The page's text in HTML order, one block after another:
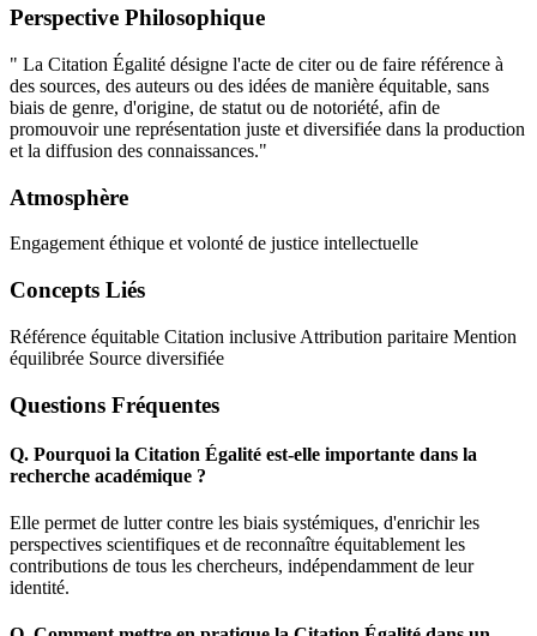
Perspective Philosophique
" La Citation Égalité désigne l'acte de citer ou de faire référence à
des sources, des auteurs ou des idées de manière équitable, sans
biais de genre, d'origine, de statut ou de notoriété, afin de
promouvoir une représentation juste et diversifiée dans la production
et la diffusion des connaissances."
Atmosphère
Engagement éthique et volonté de justice intellectuelle
Concepts Liés
Référence équitable Citation inclusive Attribution paritaire Mention
équilibrée Source diversifiée
Questions Fréquentes
Q. Pourquoi la Citation Égalité est-elle importante dans la
recherche académique ?
Elle permet de lutter contre les biais systémiques, d'enrichir les
perspectives scientifiques et de reconnaître équitablement les
contributions de tous les chercheurs, indépendamment de leur
identité.